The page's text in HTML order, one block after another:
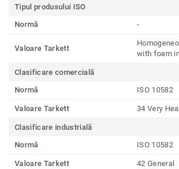
Tipul produsului ISO
Normă
-
Valoare Tarkett
with foam
Clasificare comercială
Normă
ISO 10582
Valoare Tarkett 34 Very
Clasificare industrială
Normă
ISO 10582
Valoare Tarkett 42 General